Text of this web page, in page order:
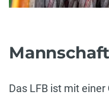
Das LFB ist mit einer